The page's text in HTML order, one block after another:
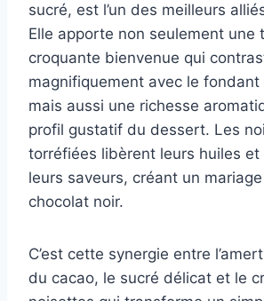
sucré, est l’un des meilleurs
Elle apporte non seulement une
croquante bienvenue qui
magnifiquement avec le
mais aussi une richesse
profil gustatif du dessert. Les
torréfiées libèrent leurs huiles
leurs saveurs, créant un
chocolat noir.
C’est cette synergie entre
du cacao, le sucré délicat et le